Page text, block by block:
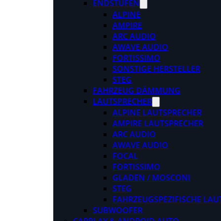
ENDSTUFEN
ALPINE
AMPIRE
ARC AUDIO
AWAVE AUDIO
FORTISSIMO
SONSTIGE HERSTELLER
STEG
FAHRZEUG DÄMMUNG
LAUTSPRECHER
ALPINE LAUTSPRECHER
AMPIRE LAUTSPRECHER
ARC AUDIO
AWAVE AUDIO
FOCAL
FORTISSIMO
GLADEN / MOSCONI
STEG
FAHRZEUGSPEZIFISCHE
SUBWOOFER